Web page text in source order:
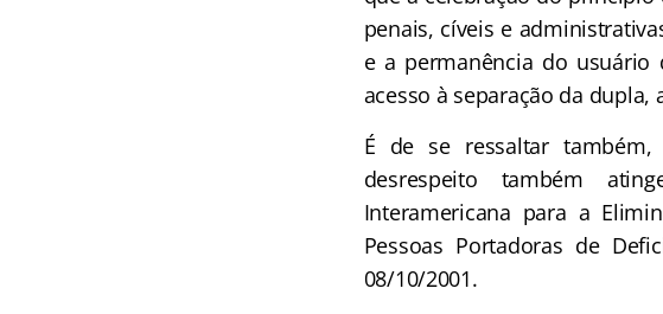
penais, cíveis e
e a permanência do
acesso à separação da dupla,
É de se ressaltar
desrespeito também
Interamericana para a
Pessoas Portadoras de
08/10/2001.